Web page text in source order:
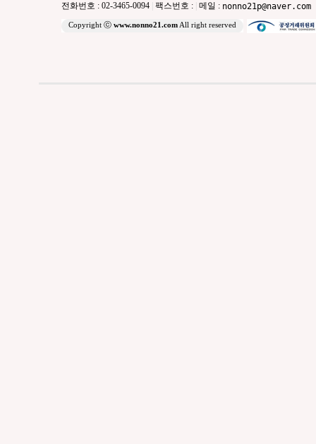
전화번호 : 02-3465-0094 팩스번호 : 메일 : nonno21p@naver.com
Copyright ⓒ www.nonno21.comAll right reserved